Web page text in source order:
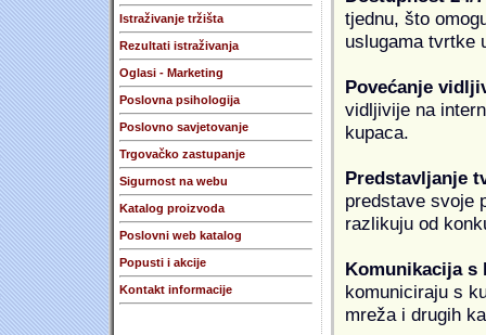
Istraživanje tržišta
Rezultati istraživanja
Oglasi - Marketing
Poslovna psihologija
Poslovno savjetovanje
Trgovačko zastupanje
Sigurnost na webu
Katalog proizvoda
Poslovni web katalog
Popusti i akcije
Kontakt informacije
tjednu, što
uslugama tvrtke
Povećanje
vidljivije na
kupaca.
Predstavljanje
predstave svoje
razlikuju od
Komunikacija s
komuniciraju s
mreža i drugih